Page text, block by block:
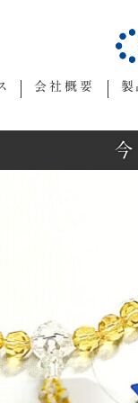
会社概要 製